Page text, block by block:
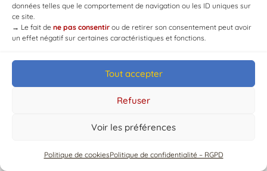
données telles que le comportement de navigation ou les ID uniques sur
ce site.
→ Le fait de ne pas consentir ou de retirer son consentement peut avoir
un effet négatif sur certaines caractéristiques et fonctions.
Tout accepter
Refuser
Voir les préférences
Politique de cookiesPolitique de confidentialité – RGPD
© Mairie de Chaource [2004-2024] | Tous droits réservés.